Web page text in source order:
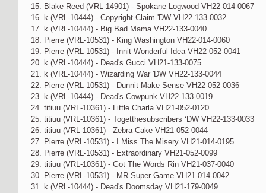
15. Blake Reed (VRL-14901) - Spokane Logwood VH22-014-0067
16. k (VRL-10444) - Copyright Claim 'DW VH22-133-0032
17. k (VRL-10444) - Big Bad Mama VH22-133-0040
18. Pierre (VRL-10531) - King Washington VH22-014-0060
19. Pierre (VRL-10531) - Innit Wonderful Idea VH22-052-0041
20. k (VRL-10444) - Dead's Gucci VH21-133-0075
21. k (VRL-10444) - Wizarding War 'DW VH22-133-0044
22. Pierre (VRL-10531) - Dunnit Make Sense VH22-052-0036
23. k (VRL-10444) - Dead's Cowpunk VH22-133-0019
24. titiuu (VRL-10361) - Little Charla VH21-052-0120
25. titiuu (VRL-10361) - Togetthesubscribers ‘DW VH22-133-0033
26. titiuu (VRL-10361) - Zebra Cake VH21-052-0044
27. Pierre (VRL-10531) - I Miss The Misery VH21-014-0195
28. Pierre (VRL-10531) - Extraordinary VH21-052-0099
29. titiuu (VRL-10361) - Got The Words Rin VH21-037-0040
30. Pierre (VRL-10531) - MR Super Game VH21-014-0042
31. k (VRL-10444) - Dead's Doomsday VH21-179-0049